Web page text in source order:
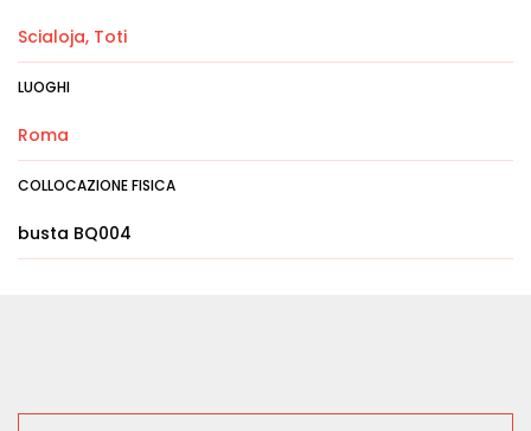
Scialoja, Toti
LUOGHI
Roma
COLLOCAZIONE FISICA
busta BQ004